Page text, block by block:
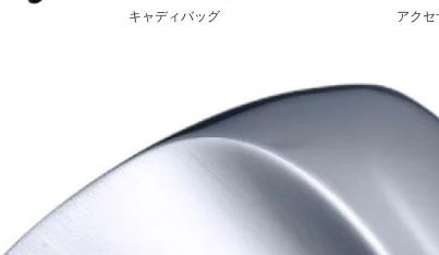
キャディバッグ アクセ